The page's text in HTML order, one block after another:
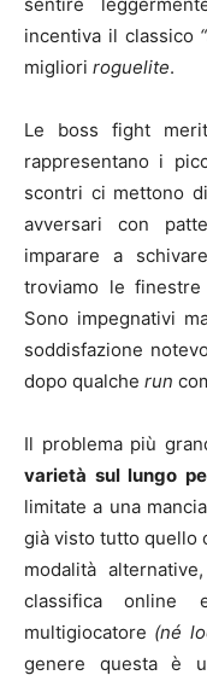
incentiva il classico
migliori roguelite.
Le boss fight
rappresentano i
scontri ci mettono
avversari con
imparare a
troviamo le
Sono impegnativi
soddisfazione
dopo qualche run
Il problema più
varietà sul lungo
limitate a una
già visto tutto quello
modalità
classifica online
multigiocatore (né
genere questa è